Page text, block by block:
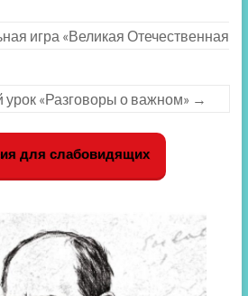
игра «Великая Отечественная
«Разговоры о важном» →
для слабовидящих